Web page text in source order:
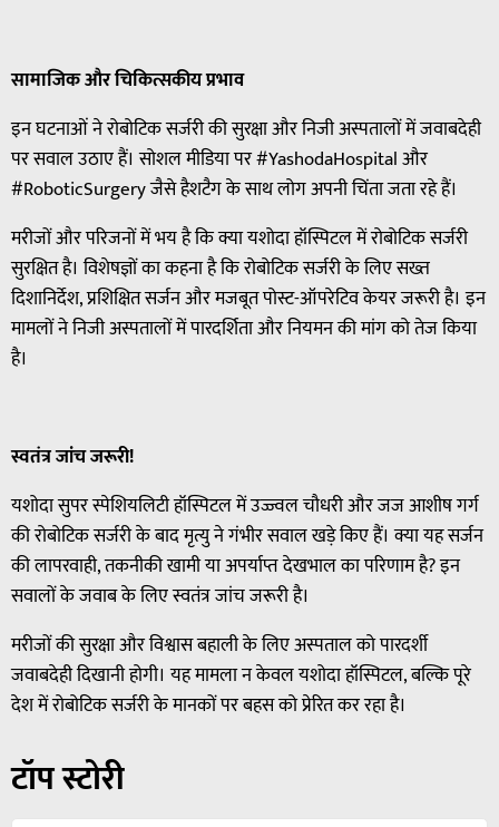
सामाजिकऔरचिकित्सकीयप्रभाव
इन घटनाओं ने रोबोटिक सर्जरी की सुरक्षा और निजी अस्पतालों में जवाबदेही
पर सवाल उठाए हैं। सोशल मीडिया पर #YashodaHospital और
#RoboticSurgery जैसे हैशटैग के साथ लोग अपनी चिंता जता रहे हैं।
मरीजों और परिजनों में भय है कि क्या यशोदा हॉस्पिटल में रोबोटिक सर्जरी
सुरक्षित है। विशेषज्ञों का कहना है कि रोबोटिक सर्जरी के लिए सख्त
दिशानिर्देश, प्रशिक्षित सर्जन और मजबूत पोस्ट-ऑपरेटिव केयर जरूरी है। इन
मामलों ने निजी अस्पतालों में पारदर्शिता और नियमन की मांग को तेज किया
है।
स्वतंत्रजांचजरूरी!
यशोदा सुपर स्पेशियलिटी हॉस्पिटल में उज्ज्वल चौधरी और जज आशीष गर्ग
की रोबोटिक सर्जरी के बाद मृत्यु ने गंभीर सवाल खड़े किए हैं। क्या यह सर्जन
की लापरवाही, तकनीकी खामी या अपर्याप्त देखभाल का परिणाम है? इन
सवालों के जवाब के लिए स्वतंत्र जांच जरूरी है।
मरीजों की सुरक्षा और विश्वास बहाली के लिए अस्पताल को पारदर्शी
जवाबदेही दिखानी होगी। यह मामला न केवल यशोदा हॉस्पिटल, बल्कि पूरे
देश में रोबोटिक सर्जरी के मानकों पर बहस को प्रेरित कर रहा है।
टॉप स्टोरी